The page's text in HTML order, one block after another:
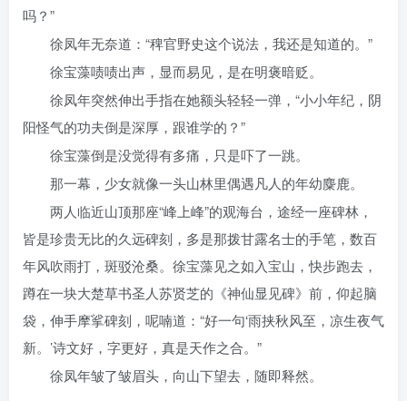
吗？”
徐凤年无奈道：“稗官野史这个说法，我还是知道的。”
徐宝藻啧啧出声，显而易见，是在明褒暗贬。
徐凤年突然伸出手指在她额头轻轻一弹，“小小年纪，阴
阳怪气的功夫倒是深厚，跟谁学的？”
徐宝藻倒是没觉得有多痛，只是吓了一跳。
那一幕，少女就像一头山林里偶遇凡人的年幼麋鹿。
两人临近山顶那座“峰上峰”的观海台，途经一座碑林，
皆是珍贵无比的久远碑刻，多是那拨甘露名士的手笔，数百
年风吹雨打，斑驳沧桑。徐宝藻见之如入宝山，快步跑去，
蹲在一块大楚草书圣人苏贤芝的《神仙显见碑》前，仰起脑
袋，伸手摩挲碑刻，呢喃道：“好一句‘雨挟秋风至，凉生夜气
新。’诗文好，字更好，真是天作之合。”
徐凤年皱了皱眉头，向山下望去，随即释然。